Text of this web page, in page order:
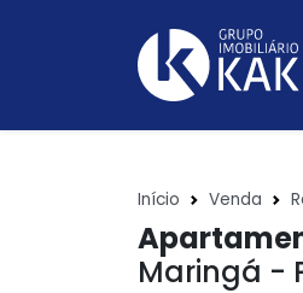
Início Venda
Maringá -